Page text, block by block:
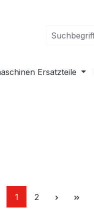
Ersatzteile
Seite
1 Seite
2